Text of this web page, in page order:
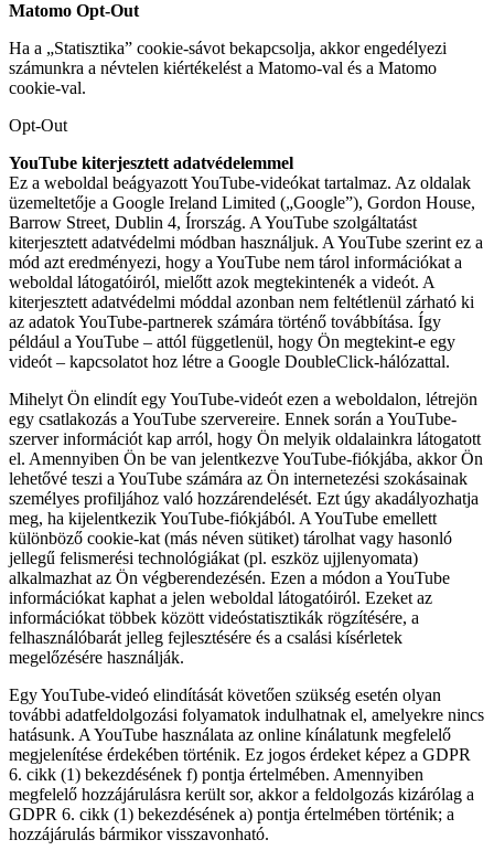
Matomo Opt-Out
Ha a „Statisztika” cookie-sávot bekapcsolja, akkor engedélyezi
számunkra a névtelen kiértékelést a Matomo-val és a Matomo
cookie-val.
Opt-Out
YouTube kiterjesztett adatvédelemmel
Ez a weboldal beágyazott YouTube-videókat tartalmaz. Az oldalak
üzemeltetője a Google Ireland Limited („Google”), Gordon House,
Barrow Street, Dublin 4, Írország. A YouTube szolgáltatást
kiterjesztett adatvédelmi módban használjuk. A YouTube szerint ez a
mód azt eredményezi, hogy a YouTube nem tárol információkat a
weboldal látogatóiról, mielőtt azok megtekintenék a videót. A
kiterjesztett adatvédelmi móddal azonban nem feltétlenül zárható ki
az adatok YouTube-partnerek számára történő továbbítása. Így
például a YouTube – attól függetlenül, hogy Ön megtekint-e egy
videót – kapcsolatot hoz létre a Google DoubleClick-hálózattal.
Mihelyt Ön elindít egy YouTube-videót ezen a weboldalon, létrejön
egy csatlakozás a YouTube szervereire. Ennek során a YouTube-
szerver információt kap arról, hogy Ön melyik oldalainkra látogatott
el. Amennyiben Ön be van jelentkezve YouTube-fiókjába, akkor Ön
lehetővé teszi a YouTube számára az Ön internetezési szokásainak
személyes profiljához való hozzárendelését. Ezt úgy akadályozhatja
meg, ha kijelentkezik YouTube-fiókjából. A YouTube emellett
különböző cookie-kat (más néven sütiket) tárolhat vagy hasonló
jellegű felismerési technológiákat (pl. eszköz ujjlenyomata)
alkalmazhat az Ön végberendezésén. Ezen a módon a YouTube
információkat kaphat a jelen weboldal látogatóiról. Ezeket az
információkat többek között videóstatisztikák rögzítésére, a
felhasználóbarát jelleg fejlesztésére és a csalási kísérletek
megelőzésére használják.
Egy YouTube-videó elindítását követően szükség esetén olyan
további adatfeldolgozási folyamatok indulhatnak el, amelyekre nincs
hatásunk. A YouTube használata az online kínálatunk megfelelő
megjelenítése érdekében történik. Ez jogos érdeket képez a GDPR
6. cikk (1) bekezdésének f) pontja értelmében. Amennyiben
megfelelő hozzájárulásra került sor, akkor a feldolgozás kizárólag a
GDPR 6. cikk (1) bekezdésének a) pontja értelmében történik; a
hozzájárulás bármikor visszavonható.